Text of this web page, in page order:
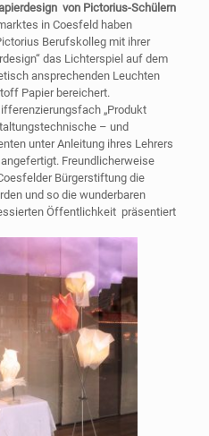
von Pictorius-Schülern
in Coesfeld haben
Berufskolleg mit ihrer
das Lichterspiel auf dem
ansprechenden Leuchten
Papier bereichert.
„Produkt
– und
unter Anleitung ihres Lehrers
Freundlicherweise
Bürgerstiftung die
und so die wunderbaren
Öffentlichkeit präsentiert